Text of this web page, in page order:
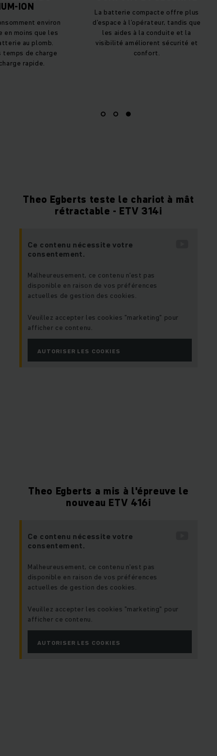
ION
environ
en moins que les
au plomb.
temps de charge
rapide.
La batterie compacte offre plus
d’espace à l’opérateur, tandis que
les aides à la conduite et la
visibilité améliorent sécurité et
confort.
Theo Egberts teste le chariot à mât
rétractable - ETV 314i
Ce contenu nécessite votre
consentement.
Malheureusement, ce contenu n'est pas
disponible en raison de vos préférences
actuelles de gestion des cookies.
Veuillez accepter les cookies "marketing" pour
afficher ce contenu.
AUTORISER LES COOKIES
Theo Egberts a mis à l'épreuve le
nouveau ETV 416i
Ce contenu nécessite votre
consentement.
Malheureusement, ce contenu n'est pas
disponible en raison de vos préférences
actuelles de gestion des cookies.
Veuillez accepter les cookies "marketing" pour
afficher ce contenu.
AUTORISER LES COOKIES